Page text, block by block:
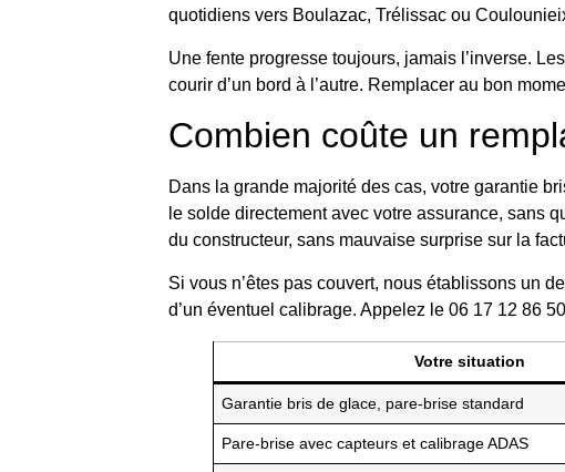
quotidiens vers Boulazac, Trélissac ou
Une fente progresse toujours, jamais l’inverse.
courir d’un bord à l’autre. Remplacer au bon
Combien coûte un
Dans la grande majorité des cas, votre garantie
le solde directement avec votre assurance, sans
du constructeur, sans mauvaise surprise sur la
Si vous n’êtes pas couvert, nous établissons un
d’un éventuel calibrage. Appelez le 06 17 12 86
Votre situation
Garantie bris de glace, pare-brise standard
Pare-brise avec capteurs et calibrage ADAS